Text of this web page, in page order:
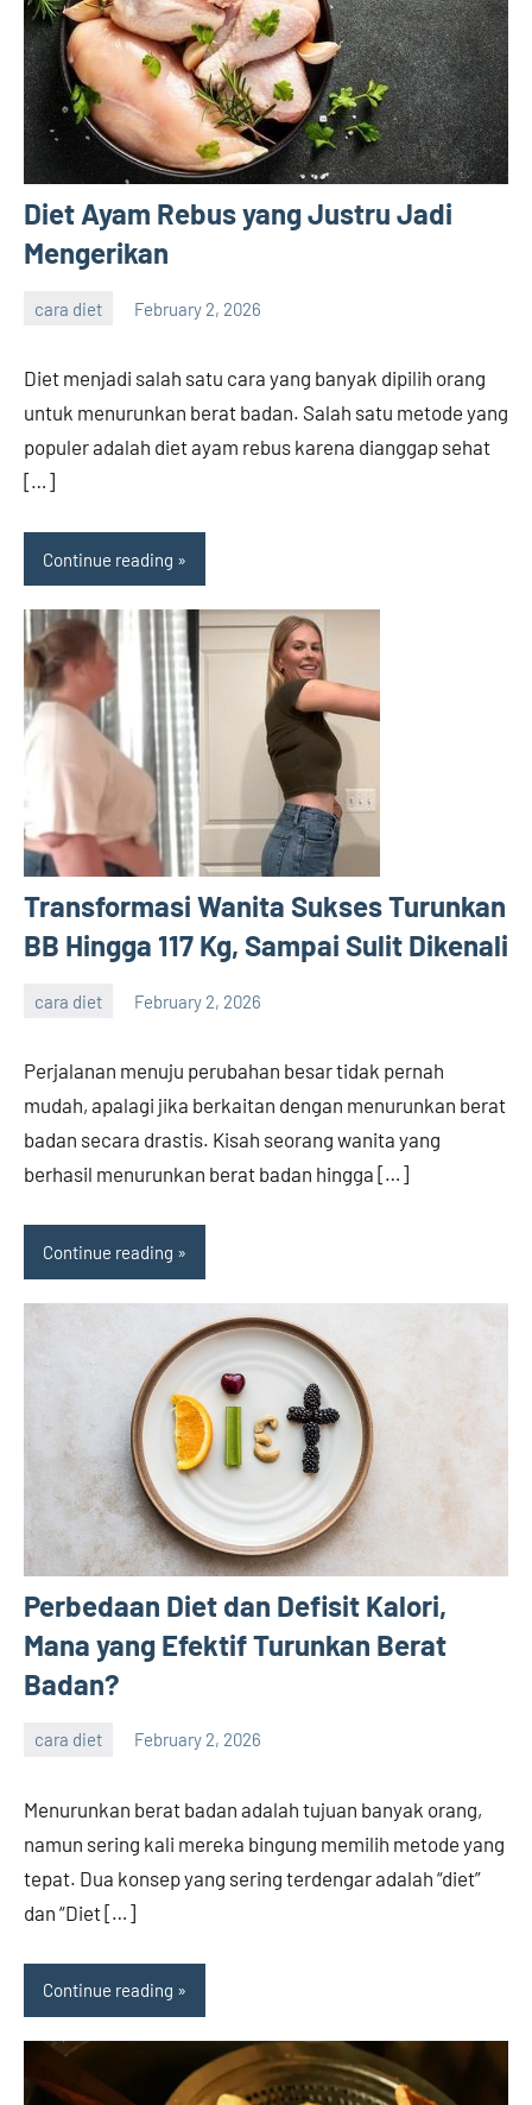
Diet Ayam Rebus yang Justru Jadi
Mengerikan
cara diet February 2, 2026
Diet menjadi salah satu cara yang banyak dipilih orang
untuk menurunkan berat badan. Salah satu metode yang
populer adalah diet ayam rebus karena dianggap sehat
[…]
Continue reading
Transformasi Wanita Sukses Turunkan
BB Hingga 117 Kg, Sampai Sulit Dikenali
cara diet February 2, 2026
Perjalanan menuju perubahan besar tidak pernah
mudah, apalagi jika berkaitan dengan menurunkan berat
badan secara drastis. Kisah seorang wanita yang
berhasil menurunkan berat badan hingga […]
Continue reading
Perbedaan Diet dan Defisit Kalori,
Mana yang Efektif Turunkan Berat
Badan?
cara diet February 2, 2026
Menurunkan berat badan adalah tujuan banyak orang,
namun sering kali mereka bingung memilih metode yang
tepat. Dua konsep yang sering terdengar adalah “diet”
dan “Diet […]
Continue reading